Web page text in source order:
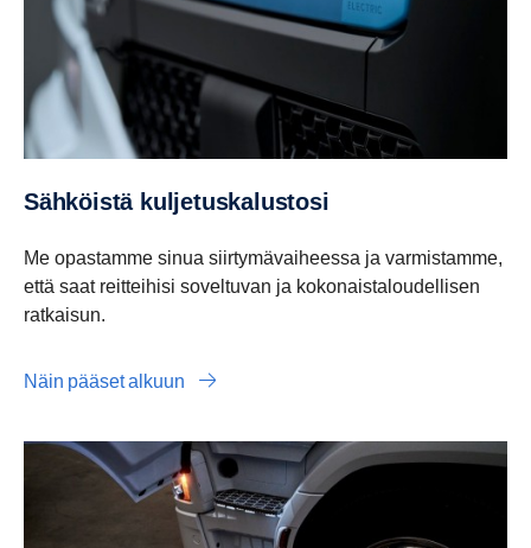
Sähköistä kulje­tus­ka­lus­tosi
Me opastamme sinua siirtymävaiheessa ja varmistamme,
että saat reitteihisi soveltuvan ja kokonaistaloudellisen
ratkaisun.
Näin pääset alkuun